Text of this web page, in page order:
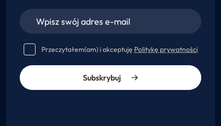
Przeczytałem(am) i akceptuję Politykę prywatności
Subskrybuj